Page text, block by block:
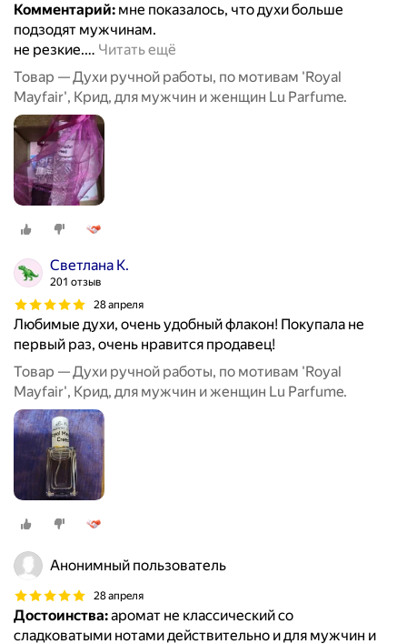
Комментарий: мне показалось, что духи больше
подзодят мужчинам.
не резкие.… Читать ещё
Товар — Духи ручной работы, по мотивам 'Royal
Mayfair', Крид, для мужчин и женщин Lu Parfume.
Светлана К.
201 отзыв
28 апреля
Любимые духи, очень удобный флакон! Покупала не
первый раз, очень нравится продавец!
Товар — Духи ручной работы, по мотивам 'Royal
Mayfair', Крид, для мужчин и женщин Lu Parfume.
Анонимный пользователь
28 апреля
Достоинства:аромат не классический со
сладковатыми нотами действительно и для мужчин и